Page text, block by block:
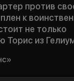
против
к
не только
Торис из